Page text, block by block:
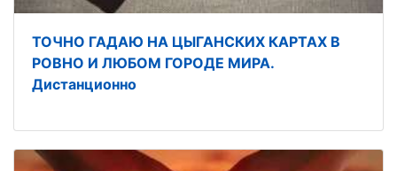
ТОЧНО ГАДАЮ НА ЦЫГАНСКИХ КАРТАХ В
РОВНО И ЛЮБОМ ГОРОДЕ МИРА.
Дистанционно